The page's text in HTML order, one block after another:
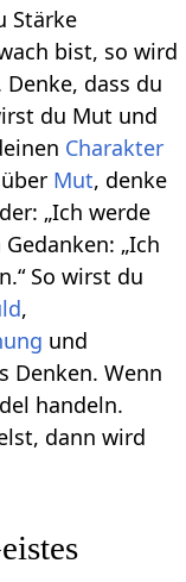
Stärke
bist, so wird
dass du
du Mut und
Charakter
über Mut, denke
„Ich werde
„Ich
So wirst du
,
und
Denken. Wenn
handeln.
dann wird